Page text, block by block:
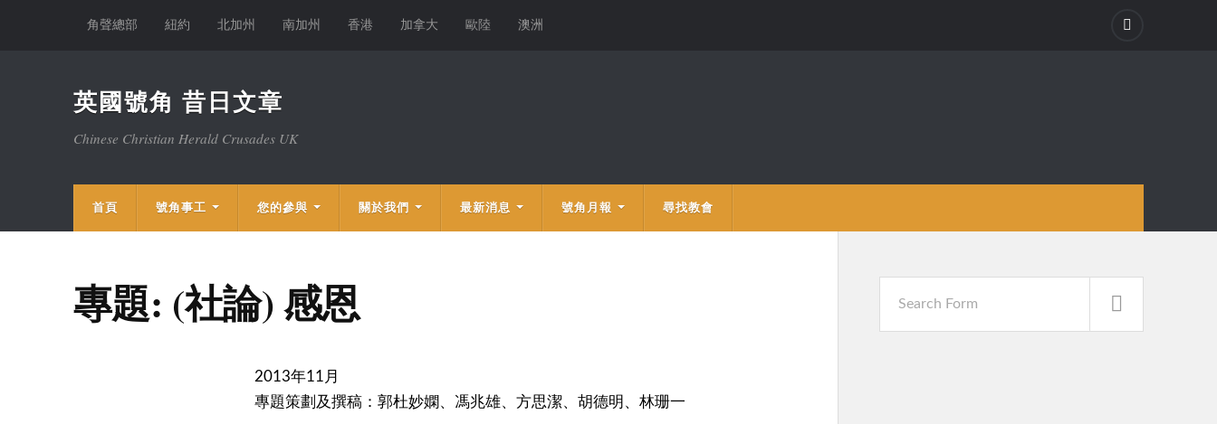
角聲總部 紐約 北加州 南加州 香港 加拿大 歐陸 澳洲
英國號角 昔日文章
Chinese Christian Herald Crusades UK
首頁 號角事工 您的參與 關於我們 最新消息 號角月報 尋找教會
專題: (社論) 感恩
2013年11月
專題策劃及撰稿：郭杜妙嫻、馮兆雄、方思潔、胡德明、林珊一